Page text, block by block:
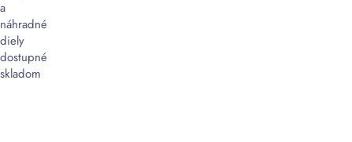
dosky,
profily
alebo
nábytok.
Tieto
a
náhradné
diely
dostupné
skladom